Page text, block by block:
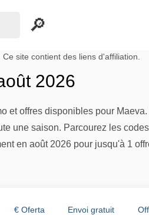
Ce site contient des liens d'affiliation.
2026
et offres disponibles pour
une saison. Parcourez les
en août 2026 pour jusqu'à 1
€ Oferta Envoi gratuit